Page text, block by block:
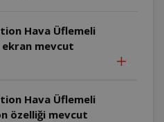
Hava Üflemeli
mevcut
Hava Üflemeli
özelliği mevcut